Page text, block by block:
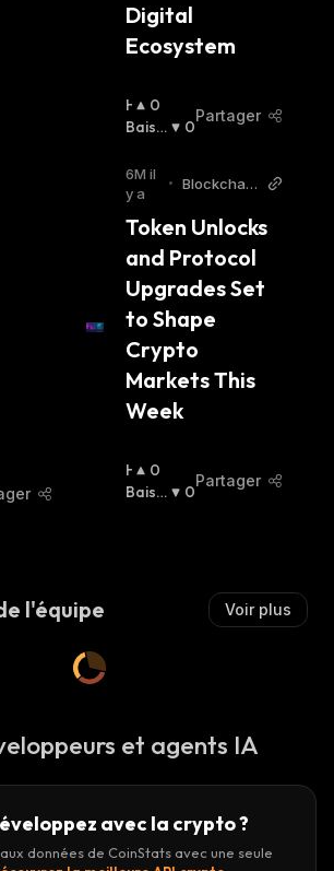
Digital
Ecosystem
H
A
S
S
E
R
:
0
Baissi
0
Partager
6M il
y a
•
Blockchain
Token Unlocks
and Protocol
Upgrades Set
to Shape
Crypto
Markets This
Week
H
A
0
Baissi
0
Partager
l'équipe Voir plus
et agents IA
avec la crypto ?
données de CoinStats avec une seule